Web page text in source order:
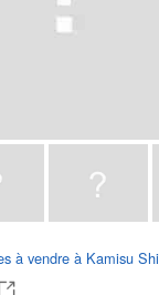
à vendre à Kamisu Shi